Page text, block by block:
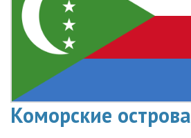
Коморские острова